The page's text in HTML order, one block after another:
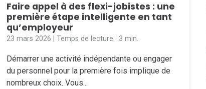
Faire appel à des flexi-jobistes : une
première étape intelligente en tant
qu’employeur
23 mars 2026 | Temps de lecture : 3 min.
Démarrer une activité indépendante ou engager
du personnel pour la première fois implique de
nombreux choix. Vous...